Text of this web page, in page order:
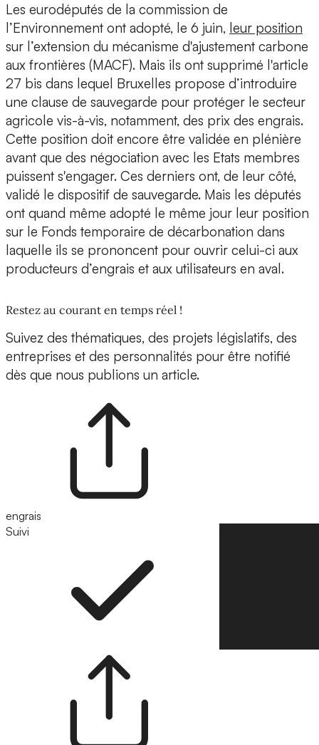
Les eurodéputés de la commission de
l’Environnement ont adopté, le 6 juin, leur position
sur l’extension du mécanisme d'ajustement carbone
aux frontières (MACF). Mais ils ont supprimé l'article
27 bis dans lequel Bruxelles propose d’introduire
une clause de sauvegarde pour protéger le secteur
agricole vis-à-vis, notamment, des prix des engrais.
Cette position doit encore être validée en plénière
avant que des négociation avec les Etats membres
puissent s'engager. Ces derniers ont, de leur côté,
validé le dispositif de sauvegarde. Mais les députés
ont quand même adopté le même jour leur position
sur le Fonds temporaire de décarbonation dans
laquelle ils se prononcent pour ouvrir celui-ci aux
producteurs d’engrais et aux utilisateurs en aval.
Restez au courant en temps réel !
Suivez des thématiques, des projets législatifs, des
entreprises et des personnalités pour être notifié
dès que nous publions un article.
engrais
Suivi